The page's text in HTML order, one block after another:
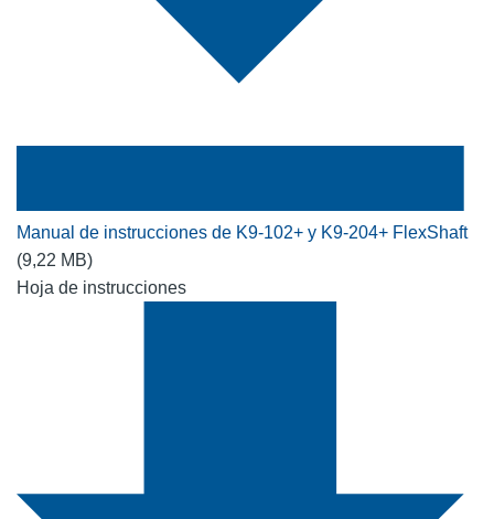
Manual de instrucciones de K9-102+ y K9-204+ FlexShaft
(9,22 MB)
Hoja de instrucciones